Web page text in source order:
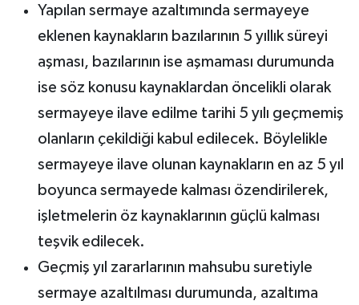
Yapılan sermaye azaltımında sermayeye
eklenen kaynakların bazılarının 5 yıllık süreyi
aşması, bazılarının ise aşmaması durumunda
ise söz konusu kaynaklardan öncelikli olarak
sermayeye ilave edilme tarihi 5 yılı geçmemiş
olanların çekildiği kabul edilecek. Böylelikle
sermayeye ilave olunan kaynakların en az 5 yıl
boyunca sermayede kalması özendirilerek,
işletmelerin öz kaynaklarının güçlü kalması
teşvik edilecek.
Geçmiş yıl zararlarının mahsubu suretiyle
sermaye azaltılması durumunda, azaltıma